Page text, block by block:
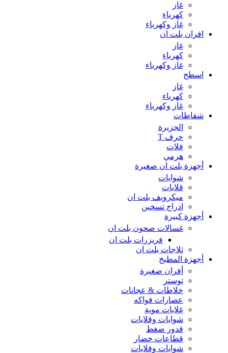
غاز
كهرباء
غاز وكهرباء
افران بلت ان
غاز
كهرباء
غاز وكهرباء
اسطح
غاز
كهرباء
غاز وكهرباء
شفاطات
الجزيرة
حرف T
فلات
هرمي
أجهزة بلت ان صغيرة
شوايات
قلايات
ميكرويف بلت ان
ادراج تسخين
أجهزة كبيرة
غسالات صحون بلت ان
فريزرات بلت ان
ثلاجات بلت ان
أجهزة المطبخ
أفران صغيرة
توستر
خلاطات & عجانات
عصارات فواكه
غلايات موية
شوايات وقلايات
قدور ضغط
قطاعات خضار
شوايات وقلايات